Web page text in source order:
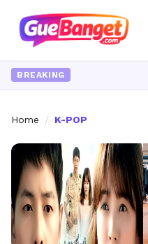
BREAKING
Home / K-POP